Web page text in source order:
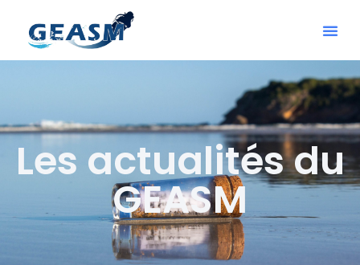
Les actualités du
GEASM